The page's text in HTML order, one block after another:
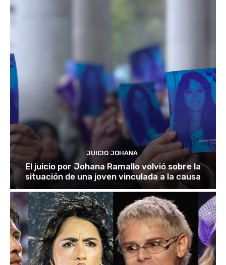
JUICIO JOHANA
El juicio por Johana Ramallo volvió sobre la
situación de una joven vinculada a la causa